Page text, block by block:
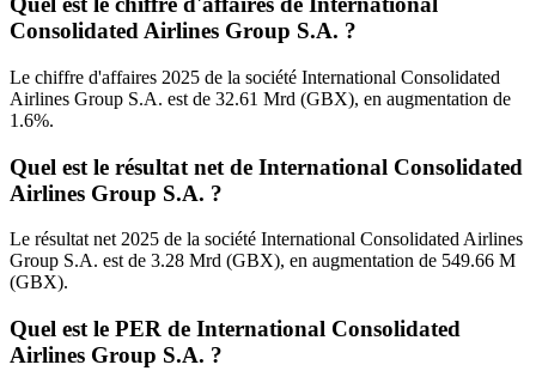
Consolidated Airlines Group S.A. ?
Le chiffre d'affaires 2025 de la société International Consolidated
Airlines Group S.A. est de 32.61 Mrd (GBX), en augmentation de
1.6%.
Quel est le résultat net de International Consolidated
Airlines Group S.A. ?
Le résultat net 2025 de la société International Consolidated Airlines
Group S.A. est de 3.28 Mrd (GBX), en augmentation de 549.66 M
(GBX).
Quel est le PER de International Consolidated
Airlines Group S.A. ?